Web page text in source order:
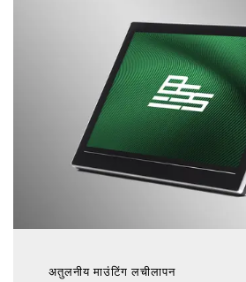
अतुलनीय माउंटिंग लचीलापन